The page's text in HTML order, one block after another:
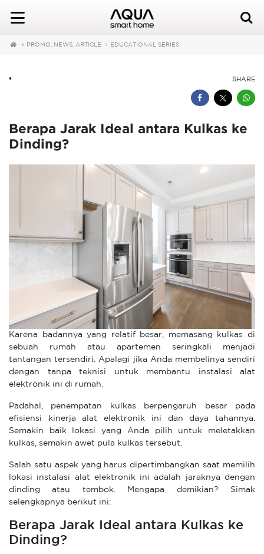
PROMO, NEWS, ARTICLE EDUCATIONAL SERIES
SHARE
•
Berapa Jarak Ideal antara Kulkas ke
Dinding?
Karena badannya yang relatif besar, memasang kulkas di
sebuah rumah atau apartemen seringkali menjadi
tantangan tersendiri. Apalagi jika Anda membelinya sendiri
dengan tanpa teknisi untuk membantu instalasi alat
elektronik ini di rumah.
Padahal, penempatan kulkas berpengaruh besar pada
efisiensi kinerja alat elektronik ini dan daya tahannya.
Semakin baik lokasi yang Anda pilih untuk meletakkan
kulkas, semakin awet pula kulkas tersebut.
Salah satu aspek yang harus dipertimbangkan saat memilih
lokasi instalasi alat elektronik ini adalah jaraknya dengan
dinding atau tembok. Mengapa demikian? Simak
selengkapnya berikut ini:
Berapa Jarak Ideal antara Kulkas ke
Dinding?